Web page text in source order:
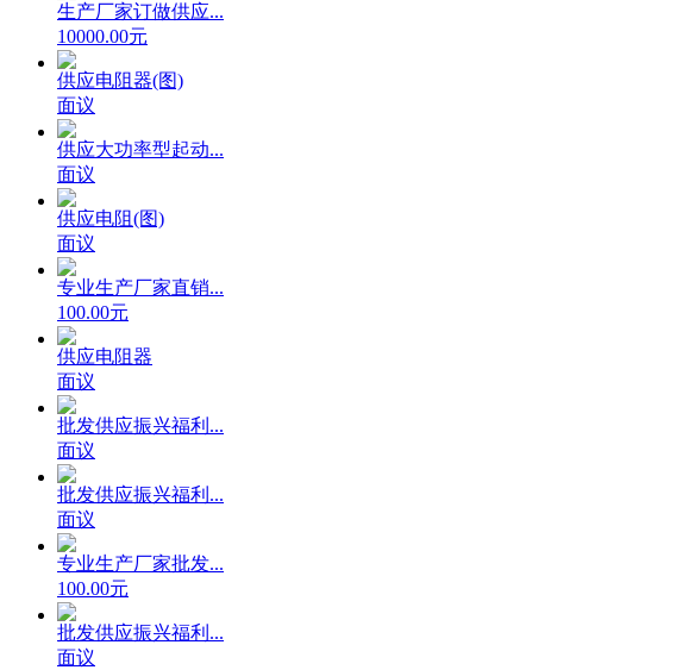
生产厂家订做供应...
10000.00元
供应电阻器(图)
面议
供应大功率型起动...
面议
供应电阻(图)
面议
专业生产厂家直销...
100.00元
供应电阻器
面议
批发供应振兴福利...
面议
批发供应振兴福利...
面议
专业生产厂家批发...
100.00元
批发供应振兴福利...
面议